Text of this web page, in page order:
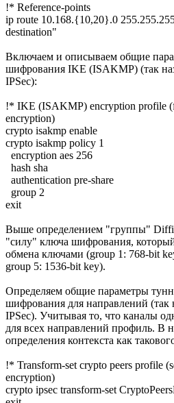
!* Reference-points
ip route 10.168.{10,20}.0
destination"
Включаем и описываем общие
шифрования IKE (ISAKMP) (так
IPSec):
!* IKE (ISAKMP) encryption profile
encryption)
crypto isakmp enable
crypto isakmp policy 1
encryption aes 256
hash sha
authentication pre-share
group 2
exit
Выше определением "группы"
"силу" ключа шифрования,
обмена ключами (group 1: 768-bit
group 5: 1536-bit key).
Определяем общие параметры
шифрования для направлений (так
IPSec). Учитывая то, что каналы
для всех направлений профиль. В
определения контекста как
!* Transform-set crypto peers profile
encryption)
crypto ipsec transform-set